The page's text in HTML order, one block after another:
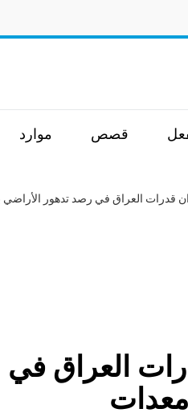
قصص موارد
قدرات العراق في رصد تدهور
العراق في